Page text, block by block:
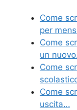
e
b
o
o
k
er
Come
per
Come
un
Come
Come
uscita…